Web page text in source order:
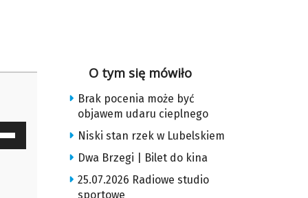
O tym się mówiło
Brak pocenia może być
objawem udaru cieplnego
Niski stan rzek w Lubelskiem
Dwa Brzegi | Bilet do kina
25.07.2026 Radiowe studio
sportowe